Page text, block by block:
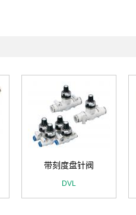
带刻度盘针阀
DVL